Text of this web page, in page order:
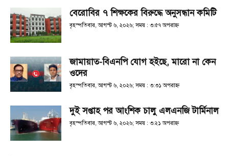
বেরোবির ৭ শিক্ষকের বিরুদ্ধে অনুসন্ধান কমিটি
বৃহস্পতিবার, আগস্ট ৬, ২০২৬; সময় : ৩:৫৭ অপরাহ্ণ
জামায়াত-বিএনপি যোগ হইছে, মারো না কেন
ওদের
বৃহস্পতিবার, আগস্ট ৬, ২০২৬; সময় : ৩:৩১ অপরাহ্ণ
দুই সপ্তাহ পর আংশিক চালু এলএনজি টার্মিনাল
বৃহস্পতিবার, আগস্ট ৬, ২০২৬; সময় : ৩:২১ অপরাহ্ণ